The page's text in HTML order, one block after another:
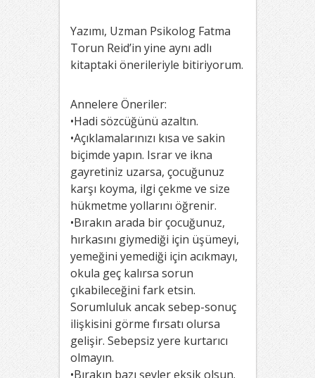
Yazımı, Uzman Psikolog Fatma
Torun Reid’in yine aynı adlı
kitaptaki önerileriyle bitiriyorum.
Annelere Öneriler:
•Hadi sözcüğünü azaltın.
•Açıklamalarınızı kısa ve sakin
biçimde yapın. Israr ve ikna
gayretiniz uzarsa, çocuğunuz
karşı koyma, ilgi çekme ve size
hükmetme yollarını öğrenir.
•Bırakın arada bir çocuğunuz,
hırkasını giymediği için üşümeyi,
yemeğini yemediği için acıkmayı,
okula geç kalırsa sorun
çıkabileceğini fark etsin.
Sorumluluk ancak sebep-sonuç
ilişkisini görme fırsatı olursa
gelişir. Sebepsiz yere kurtarıcı
olmayın.
•Bırakın bazı şeyler eksik olsun.